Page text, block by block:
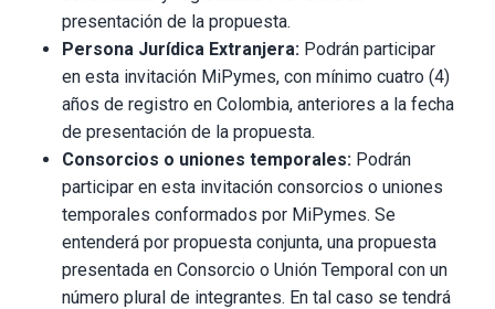
presentación de la propuesta.
Persona Jurídica Extranjera: Podrán participar
en esta invitación MiPymes, con mínimo cuatro (4)
años de registro en Colombia, anteriores a la fecha
de presentación de la propuesta.
Consorcios o uniones temporales: Podrán
participar en esta invitación consorcios o uniones
temporales conformados por MiPymes. Se
entenderá por propuesta conjunta, una propuesta
presentada en Consorcio o Unión Temporal con un
número plural de integrantes. En tal caso se tendrá